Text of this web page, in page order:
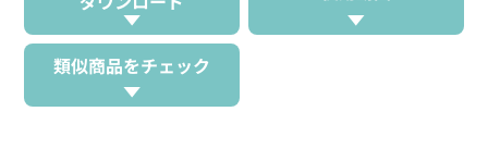
類似商品をチェック